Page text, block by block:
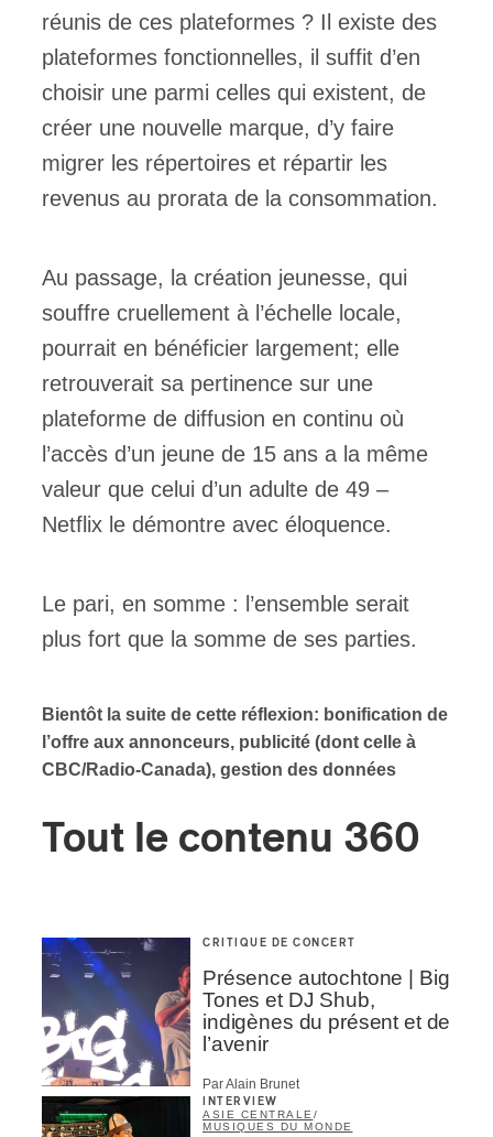
réunis de ces plateformes ? Il existe des
plateformes fonctionnelles, il suffit d’en
choisir une parmi celles qui existent, de
créer une nouvelle marque, d’y faire
migrer les répertoires et répartir les
revenus au prorata de la consommation.
Au passage, la création jeunesse, qui
souffre cruellement à l’échelle locale,
pourrait en bénéficier largement; elle
retrouverait sa pertinence sur une
plateforme de diffusion en continu où
l’accès d’un jeune de 15 ans a la même
valeur que celui d’un adulte de 49 –
Netflix le démontre avec éloquence.
Le pari, en somme : l’ensemble serait
plus fort que la somme de ses parties.
Bientôt la suite de cette réflexion: bonification de
l’offre aux annonceurs, publicité (dont celle à
CBC/Radio-Canada), gestion des données
Tout le contenu 360
CRITIQUE DE CONCERT
Présence autochtone | Big
Tones et DJ Shub,
indigènes du présent et de
l’avenir
Par Alain Brunet
INTERVIEW
ASIE CENTRALE /
MUSIQUES DU MONDE